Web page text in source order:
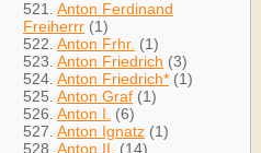
521. Anton Ferdinand
Freiherrr (1)
522. Anton Frhr. (1)
523. Anton Friedrich (3)
524. Anton Friedrich* (1)
525. Anton Graf (1)
526. Anton I.
(6)
527. Anton Ignatz (1)
528. Anton II.
(14)